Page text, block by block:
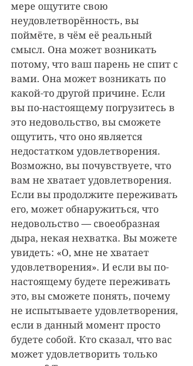
мере ощутите свою
неудовлетворённость, вы
поймёте, в чём её реальный
смысл. Она может возникать
потому, что ваш парень не спит с
вами. Она может возникать по
какой-то другой причине. Если
вы по-настоящему погрузитесь в
это недовольство, вы сможете
ощутить, что оно является
недостатком удовлетворения.
Возможно, вы почувствуете, что
вам не хватает удовлетворения.
Если вы продолжите переживать
его, может обнаружиться, что
недовольство — своеобразная
дыра, некая нехватка. Вы можете
увидеть: «О, мне не хватает
удовлетворения». И если вы по-
настоящему будете переживать
это, вы сможете понять, почему
не испытываете удовлетворения,
если в данный момент просто
будете собой. Кто сказал, что вас
может удовлетворить только